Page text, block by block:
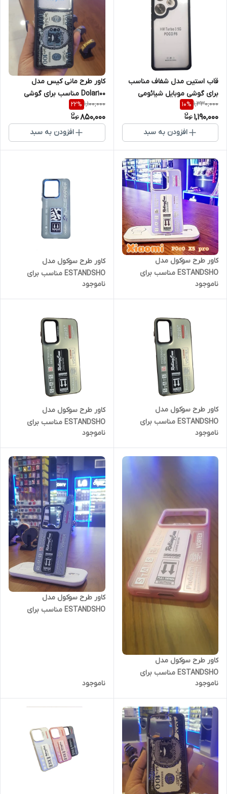
قاب استین مدل شفاف مناسب
برای گوشی موبایل شیائومی
POCO F6
1,330,000
10%
1,190,000
افزودن به سبد
کاور طرح مانی کیس مدل
Dolar100 مناسب برای گوشی
موبایل شیائومی POCO X6 Pro
1,100,000
22%
850,000
افزودن به سبد
کاور طرح سوکول مدل
ESTANDSHO مناسب برای
X5 PRO
ناموجود
کاور طرح سوکول مدل
ESTANDSHO مناسب برای
X6
ناموجود
کاور طرح سوکول مدل
ESTANDSHO مناسب برای
A54
ناموجود
کاور طرح سوکول مدل
ESTANDSHO مناسب برای
Pro 5G
ناموجود
کاور طرح سوکول مدل
ESTANDSHO مناسب برای
X6 Pro
ناموجود
کاور طرح سوکول مدل
ESTANDSHO مناسب برای
ناموجود